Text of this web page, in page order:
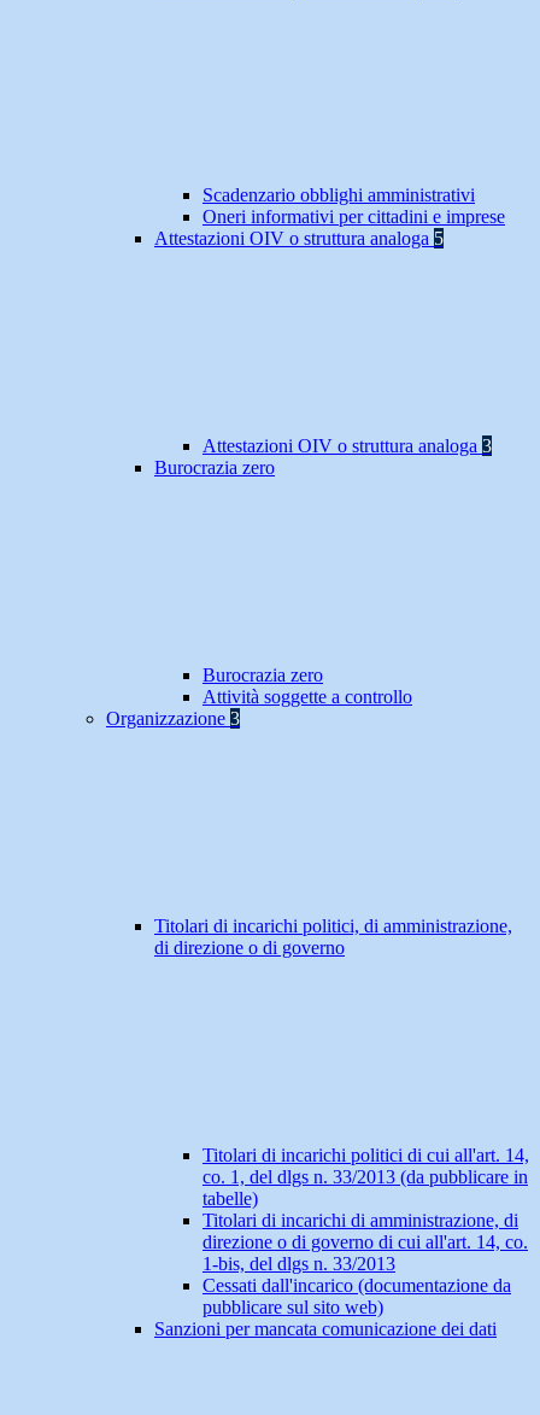
Scadenzario obblighi amministrativi
Oneri informativi per cittadini e imprese
Attestazioni OIV o struttura analoga 5
Attestazioni OIV o struttura analoga 3
Burocrazia zero
Burocrazia zero
Attività soggette a controllo
Organizzazione 3
Titolari di incarichi politici, di amministrazione,
di direzione o di governo
Titolari di incarichi politici di cui all'art. 14,
co. 1, del dlgs n. 33/2013 (da pubblicare in
tabelle)
Titolari di incarichi di amministrazione, di
direzione o di governo di cui all'art. 14, co.
1-bis, del dlgs n. 33/2013
Cessati dall'incarico (documentazione da
pubblicare sul sito web)
Sanzioni per mancata comunicazione dei dati